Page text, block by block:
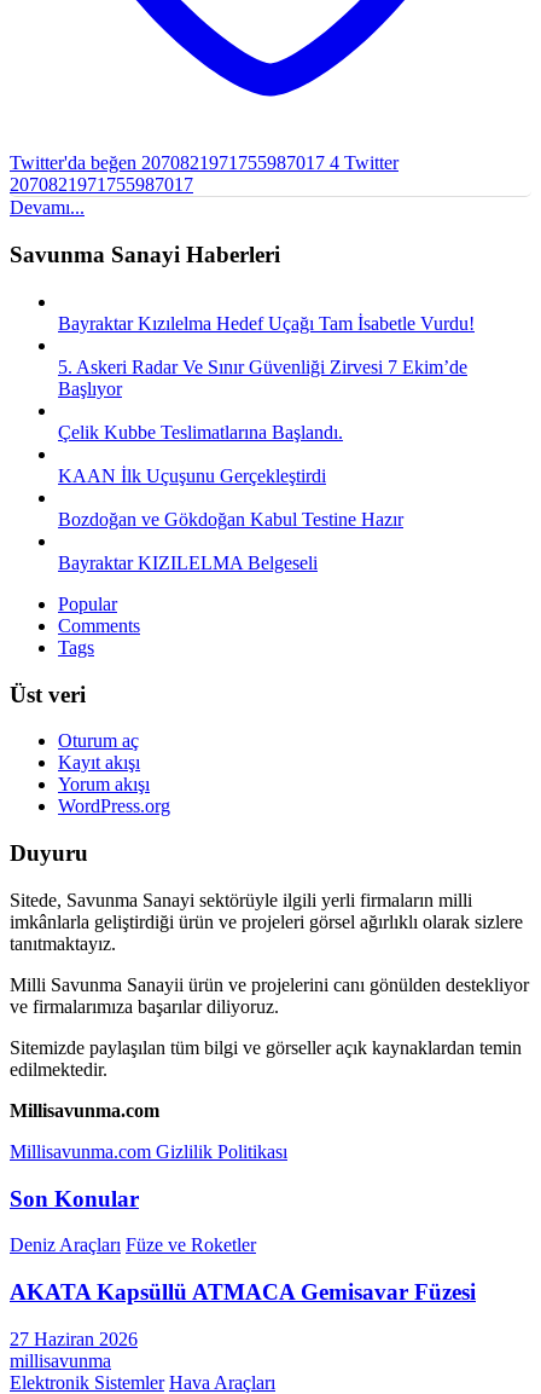
Twitter'da beğen 2070821971755987017 4 Twitter
2070821971755987017
Devamı...
Savunma Sanayi Haberleri
Bayraktar Kızılelma Hedef Uçağı Tam İsabetle Vurdu!
5. Askeri Radar Ve Sınır Güvenliği Zirvesi 7 Ekim’de
Başlıyor
Çelik Kubbe Teslimatlarına Başlandı.
KAAN İlk Uçuşunu Gerçekleştirdi
Bozdoğan ve Gökdoğan Kabul Testine Hazır
Bayraktar KIZILELMA Belgeseli
Popular
Comments
Tags
Üst veri
Oturum aç
Kayıt akışı
Yorum akışı
WordPress.org
Duyuru
Sitede, Savunma Sanayi sektörüyle ilgili yerli firmaların milli
imkânlarla geliştirdiği ürün ve projeleri görsel ağırlıklı olarak sizlere
tanıtmaktayız.
Milli Savunma Sanayii ürün ve projelerini canı gönülden destekliyor
ve firmalarımıza başarılar diliyoruz.
Sitemizde paylaşılan tüm bilgi ve görseller açık kaynaklardan temin
edilmektedir.
Millisavunma.com
Millisavunma.com Gizlilik Politikası
Son Konular
Deniz Araçları Füze ve Roketler
AKATA Kapsüllü ATMACA Gemisavar Füzesi
27 Haziran 2026
millisavunma
Elektronik Sistemler Hava Araçları